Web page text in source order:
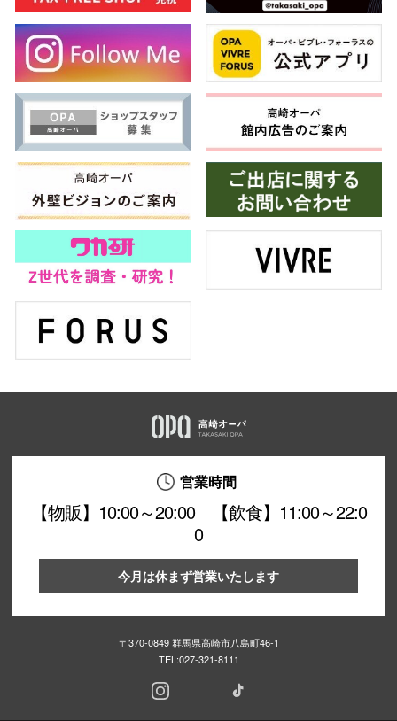
営業時間
【物販】10:00～20:00 【飲食】11:00～22:0
0
今月は休まず営業いたします
〒370-0849 群馬県高崎市八島町46-1
TEL:027-321-8111